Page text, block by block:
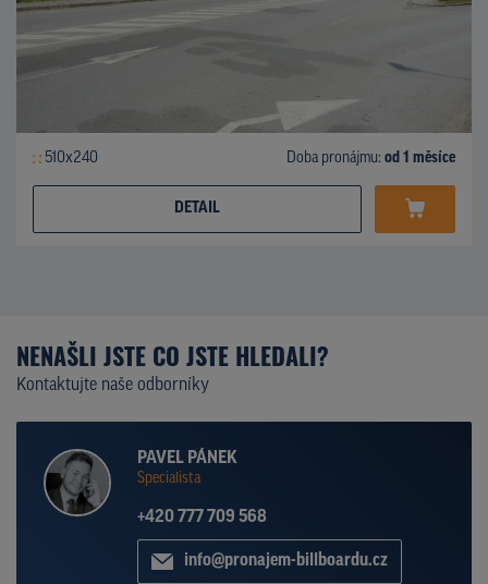
510x240 Doba pronájmu: od 1 měsíce
DETAIL
NENAŠLI JSTE CO JSTE HLEDALI?
Kontaktujte naše odborníky
PAVEL PÁNEK
Specialista
+420 777 709 568
info@pronajem-billboardu.cz